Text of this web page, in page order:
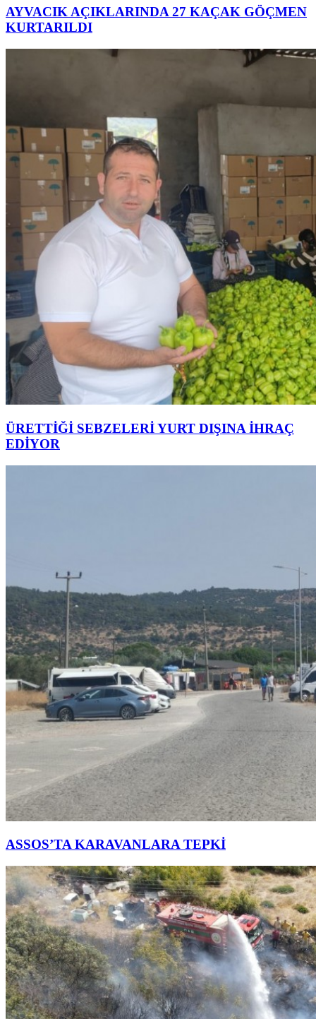
AYVACIK AÇIKLARINDA 27 KAÇAK GÖÇMEN
KURTARILDI
ÜRETTİĞİ SEBZELERİ YURT DIŞINA İHRAÇ
EDİYOR
ASSOS’TA KARAVANLARA TEPKİ